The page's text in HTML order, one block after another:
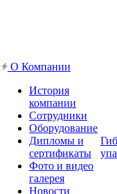
О Компании
История
компании
Сотрудники
Оборудование
Дипломы и
сертификаты
Фото и видео
галерея
Новости